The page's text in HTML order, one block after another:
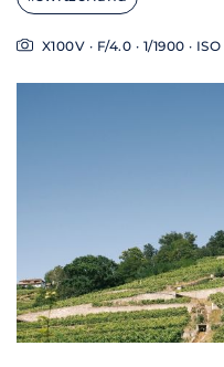
X100V · F/4.0 · 1/1900 ·